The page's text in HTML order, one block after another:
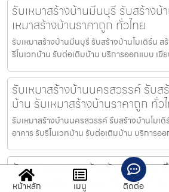
รับเหมาสร้างบ้านมีนบุรี รับสร้าง
เหมาสร้างบ้านราคาถูก ทั่วไทย
รับเหมาสร้างบ้านมีนบุรี รับสร้างบ้านโมเดิร์น ส
รีโนเวทบ้าน รับต่อเติมบ้าน บริการออกแบบ เขี
รับเหมาสร้างบ้านนครสวรรค์ รับ
บ้าน รับเหมาสร้างบ้านราคาถูก ทั่ว
รับเหมาสร้างบ้านนครสวรรค์ รับสร้างบ้านโมเ
อาคาร รับรีโนเวทบ้าน รับต่อเติมบ้าน บริการอ
รับออกแบบและสร้างบ้านเสนา เร
บ้านและบริษัทรับเหมาก่อสร้างที่ได้ม
หน้าหลัก เมนู ติดต่อ